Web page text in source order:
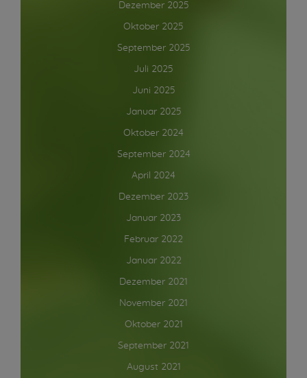
Dezember 2025
Oktober 2025
September 2025
Juli 2025
Juni 2025
Januar 2025
Oktober 2024
September 2024
April 2024
Dezember 2023
Januar 2023
Februar 2022
Januar 2022
Dezember 2021
November 2021
Oktober 2021
September 2021
August 2021